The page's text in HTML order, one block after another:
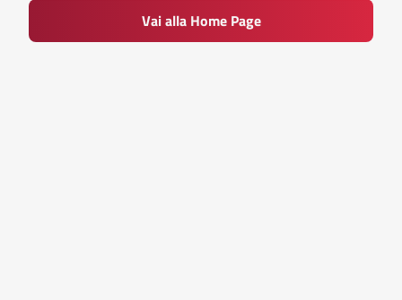
Vai alla Home Page